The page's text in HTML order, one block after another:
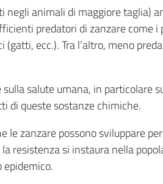
animali di maggiore taglia)
predatori di zanzare come
ecc.). Tra l’altro, meno
salute umana, in particolare
di queste sostanze chimiche.
zanzare possono sviluppare
resistenza si instaura nella